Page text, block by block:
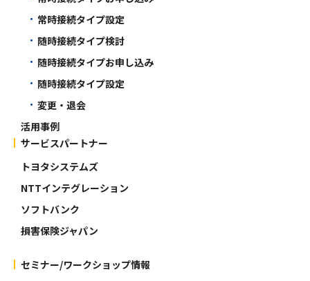
常時接続タイプ設定
随時接続タイプ検討
随時接続タイプお申し込み
随時接続タイプ設定
変更・退会
活用事例
サービスパートナー
トヨタシステムズ
NTTインテグレーション
ソフトバンク
損害保険ジャパン
セミナー/ワークショップ情報